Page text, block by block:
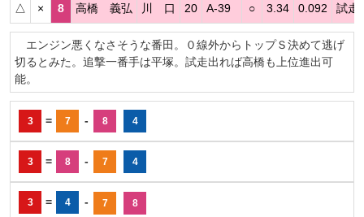
△ × 8 高橋 義弘 川 口 20 A-39 ○ 3.34 0.092 試走
エンジン悪くなさそうな番田。０線外からトップＳ決めて逃げ
切るとみた。追撃一番手は平塚。試走出れば高橋も上位進出可
能。
3 = 7 - 8 4
3 = 8 - 7 4
3 = 4 - 7 8